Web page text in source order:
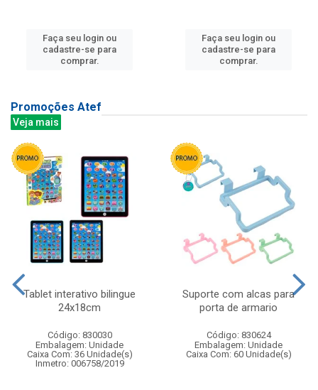
Faça seu login ou
cadastre-se para
comprar.
Faça seu login ou
cadastre-se para
comprar.
Promoções Atef
Veja mais
Tablet interativo bilingue
24x18cm
Código: 830030
Embalagem: Unidade
Caixa Com: 36 Unidade(s)
Inmetro: 006758/2019
Suporte com alcas para
porta de armario
Código: 830624
Embalagem: Unidade
Caixa Com: 60 Unidade(s)